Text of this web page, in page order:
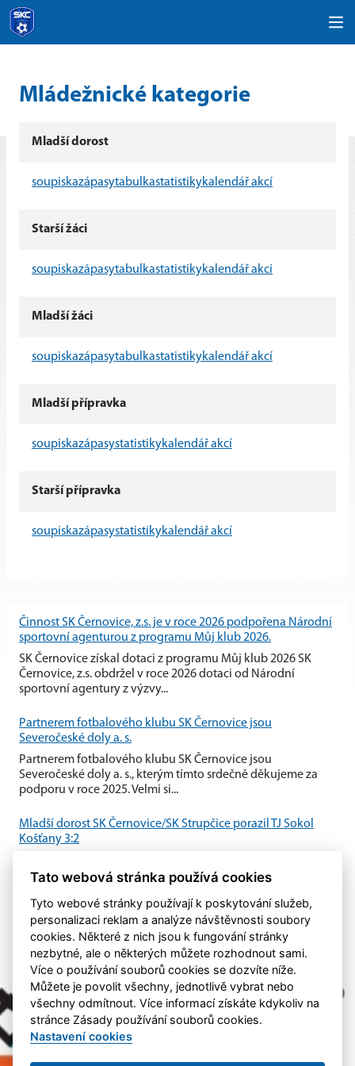
Mládežnické kategorie
Mladší dorost
soupiskazápasytabulkastatistikykalendář akcí
Starší žáci
soupiskazápasytabulkastatistikykalendář akcí
Mladší žáci
soupiskazápasytabulkastatistikykalendář akcí
Mladší přípravka
soupiskazápasystatistikykalendář akcí
Starší přípravka
soupiskazápasystatistikykalendář akcí
Činnost SK Černovice, z.s. je v roce 2026 podpořena Národní
sportovní agenturou z programu Můj klub 2026.
SK Černovice získal dotaci z programu Můj klub 2026 SK
Černovice, z.s. obdržel v roce 2026 dotaci od Národní
sportovní agentury z výzvy...
Partnerem fotbalového klubu SK Černovice jsou
Severočeské doly a. s.
Partnerem fotbalového klubu SK Černovice jsou
Severočeské doly a. s., kterým tímto srdečně děkujeme za
podporu v roce 2025. Velmi si...
Mladší dorost SK Černovice/SK Strupčice porazil TJ Sokol
Košťany 3:2
utkání proti TJ Sokol Košťany a po vyrovnaném průběhu
Tato webová stránka používá cookies
Tyto webové stránky používají k poskytování služeb,
personalizaci reklam a analýze návštěvnosti soubory
cookies. Některé z nich jsou k fungování stránky
nezbytné, ale o některých můžete rozhodnout sami.
Více o používání souborů cookies se dozvíte níže.
Můžete je povolit všechny, jednotlivě vybrat nebo
všechny odmítnout. Více informací získáte kdykoliv na
stránce Zásady používání souborů cookies.
Nastavení cookies